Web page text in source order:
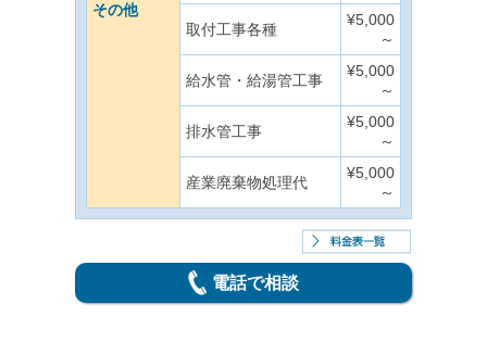
その他
取付工事各種
¥5,000
～
給水管・給湯管工事
¥5,000
～
排水管工事
¥5,000
～
産業廃棄物処理代
¥5,000
～
電話で相談